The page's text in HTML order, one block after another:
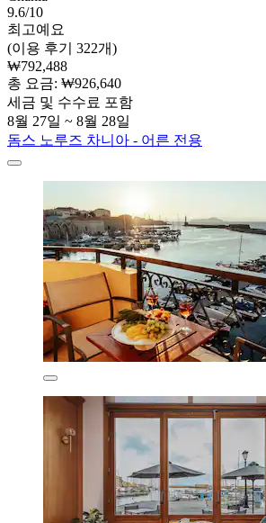
9.6/10
최고예요
(이용 후기 322개)
₩792,488
총 요금: ₩926,640
세금 및 수수료 포함
8월 27일 ~ 8월 28일
돔스 노루즈 차니아 - 어른 전용